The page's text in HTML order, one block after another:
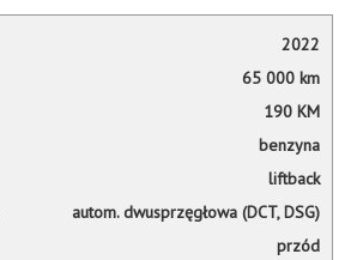
2022
65 000 km
190 KM
benzyna
liftback
autom. dwusprzęgłowa (DCT, DSG)
przód